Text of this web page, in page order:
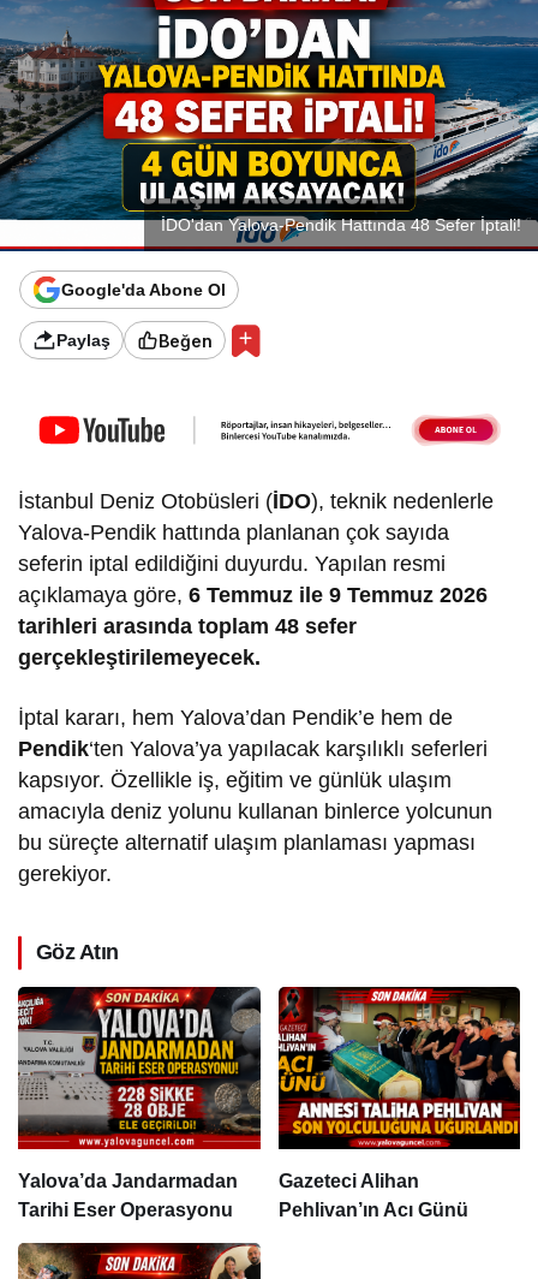
İDO'dan Yalova-Pendik Hattında 48 Sefer İptali!
Google'da Abone Ol
Paylaş Beğen
İstanbul Deniz Otobüsleri (İDO), teknik nedenlerle
Yalova-Pendik hattında planlanan çok sayıda
seferin iptal edildiğini duyurdu. Yapılan resmi
açıklamaya göre,6 Temmuz ile 9 Temmuz 2026
tarihleri arasında toplam 48 sefer
gerçekleştirilemeyecek.
İptal kararı, hem Yalova’dan Pendik’e hem de
Pendik‘ten Yalova’ya yapılacak karşılıklı seferleri
kapsıyor. Özellikle iş, eğitim ve günlük ulaşım
amacıyla deniz yolunu kullanan binlerce yolcunun
bu süreçte alternatif ulaşım planlaması yapması
gerekiyor.
Göz Atın
Yalova’da Jandarmadan
Tarihi Eser Operasyonu
Gazeteci Alihan
Pehlivan’ın Acı Günü